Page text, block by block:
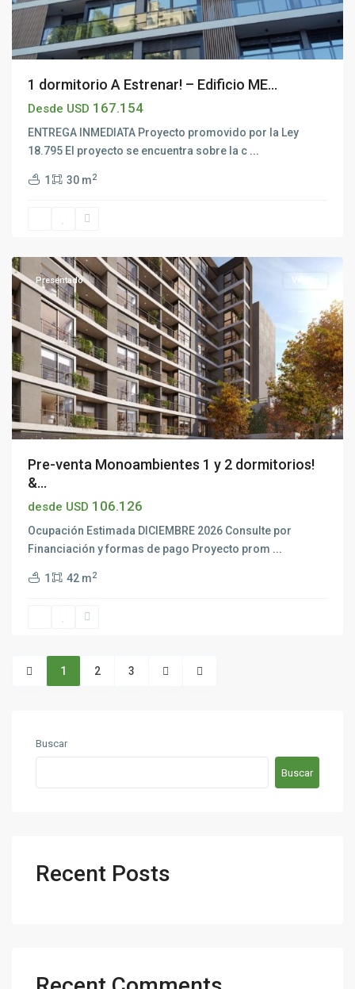
1 dormitorio A Estrenar! – Edificio ME...
Desde USD 167.154
ENTREGA INMEDIATA Proyecto promovido por la Ley
18.795 El proyecto se encuentra sobre la c ...
1 30 m2
Presentado Ventas
Pre-venta Monoambientes 1 y 2 dormitorios!
&...
desde USD 106.126
Ocupación Estimada DICIEMBRE 2026 Consulte por
Financiación y formas de pago Proyecto prom ...
1 42 m2
1 2 3
Buscar
Buscar
Recent Posts